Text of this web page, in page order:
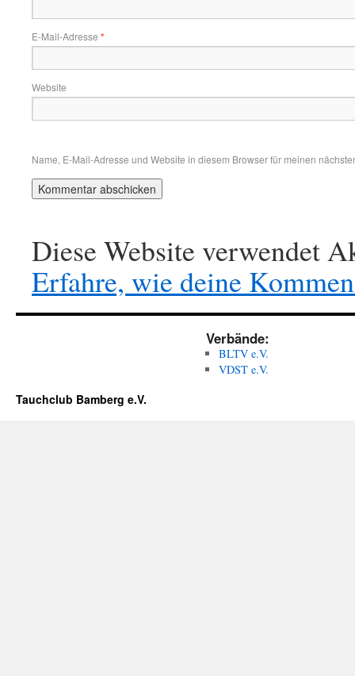
E-Mail-Adresse *
Website
Name, E-Mail-Adresse und Website in diesem Browser für meinen
Diese Website verwendet
Erfahre, wie deine
Verbände:
BLTV e.V.
VDST e.V.
Tauchclub Bamberg e.V.